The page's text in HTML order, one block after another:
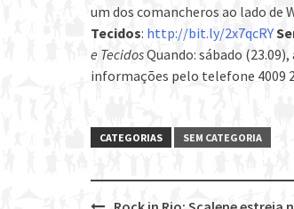
um dos comancheros ao lado de
Tecidos: http://bit.ly/2x7qcRY
e TecidosQuando: sábado
informações pelo telefone 4009
CATEGORIAS SEM CATEGORIA